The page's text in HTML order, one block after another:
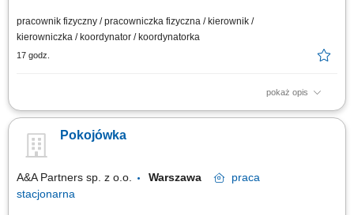
pracownik fizyczny / pracowniczka fizyczna / kierownik /
kierowniczka / koordynator / koordynatorka
17 godz.
pokaż opis
Zakres obowiązków: Dbanie o najwyższy standard czystości i
pokoi przed przyjazdem gości; Koordynacja pracy zespołu pokojowych i
housemanów; Kontrola czystości korytarzy, klatek schodowych i
Pokojówka
A&A Partners sp. z o.o. Warszawa
praca
stacjonarna